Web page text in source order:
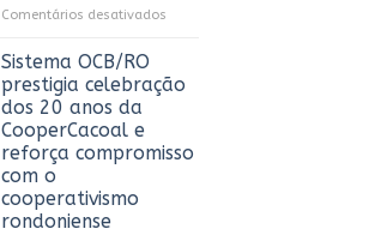
Comentários desativadosem
promove
debate
e
Sistema OCB/RO
prestigia celebração
dos 20 anos da
CooperCacoal e
reforça compromisso
com o
cooperativismo
rondoniense